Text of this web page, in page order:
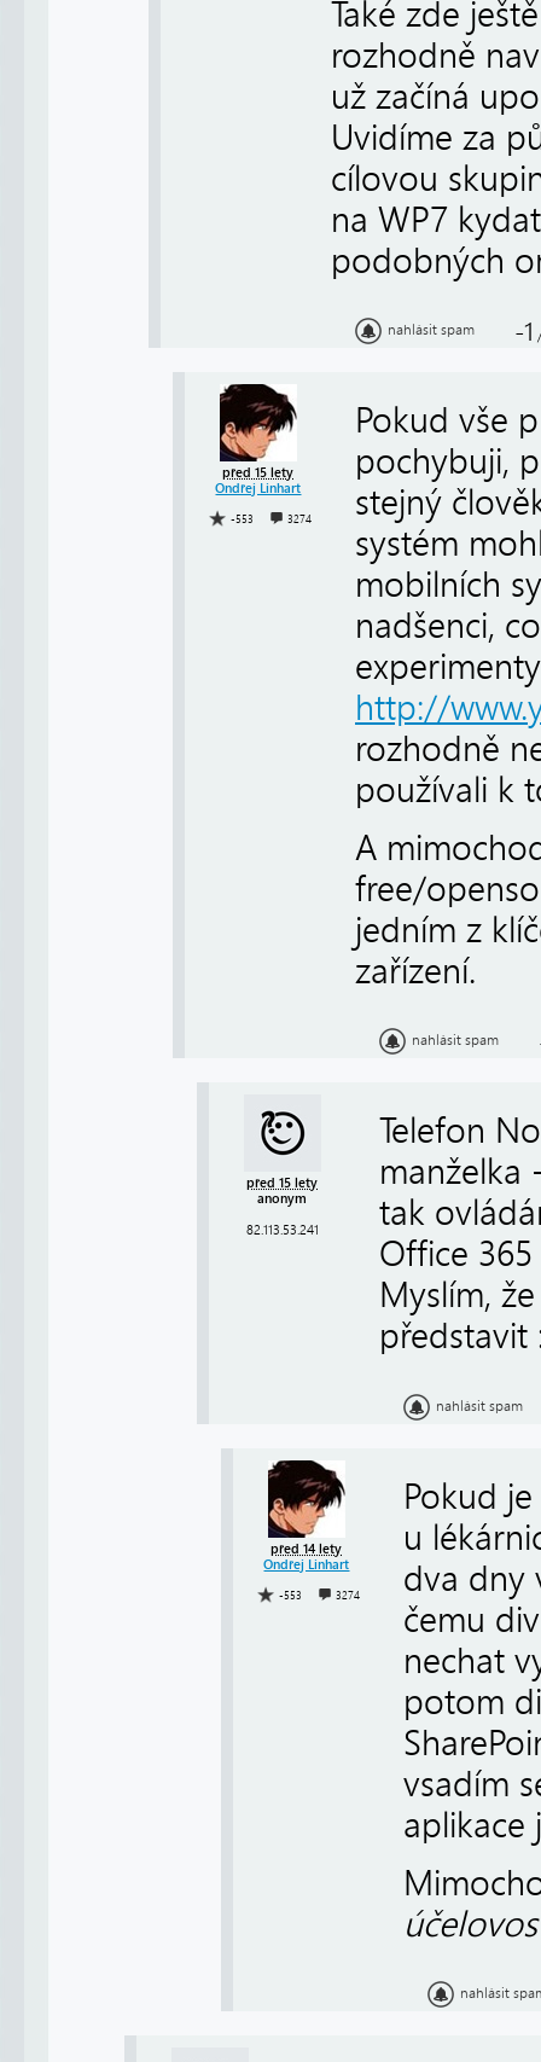
Také zde
rozhodně
už začíná
Uvidíme za
cílovou
na WP7
podobných
nahlásit spam -1
před 15 lety
Ondřej Linhart
-553 3274
Pokud vše
pochybuji,
stejný
systém
mobilních
nadšenci,
http://
rozhodně
používali k
A
free/
jedním z
zařízení.
nahlásit spam
před 15 lety
anonym
82.113.53.241
Telefon
manželka
tak
Office
Myslím,
představit
nahlásit spam
před 14 lety
Ondřej Linhart
-553 3274
Pokud
u
dva dny
čemu
nechat
potom
vsadím
aplikace
nahlásit